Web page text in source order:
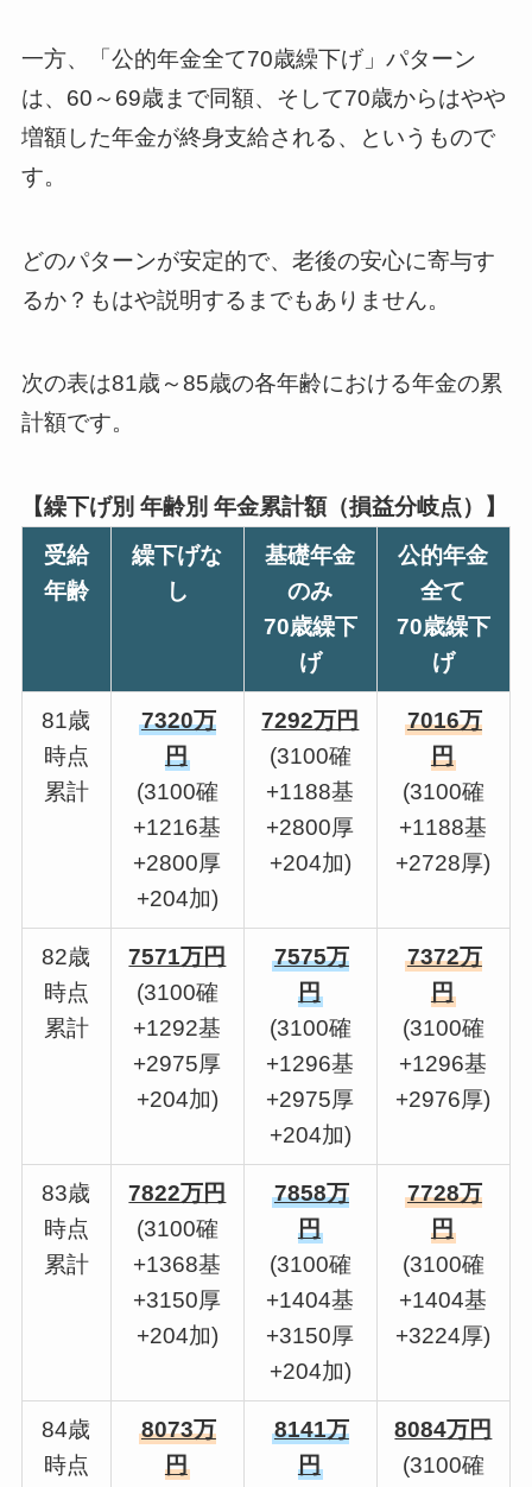
一方、「公的年金全て70歳繰下げ」パターン
は、60～69歳まで同額、そして70歳からはやや
増額した年金が終身支給される、というもので
す。
どのパターンが安定的で、老後の安心に寄与す
るか？もはや説明するまでもありません。
次の表は81歳～85歳の各年齢における年金の累
計額です。
【繰下げ別 年齢別 年金累計額（損益分岐点）】
受給
年齢
繰下げな
し
基礎年金
のみ
70歳繰下
げ
公的年金
全て
70歳繰下
げ
81歳
時点
累計
7320万
円
(3100確
+1216基
+2800厚
+204加)
7292万円
(3100確
+1188基
+2800厚
+204加)
7016万
円
(3100確
+1188基
+2728厚)
82歳
時点
累計
7571万円
(3100確
+1292基
+2975厚
+204加)
7575万
円
(3100確
+1296基
+2975厚
+204加)
7372万
円
(3100確
+1296基
+2976厚)
83歳
時点
累計
7822万円
(3100確
+1368基
+3150厚
+204加)
7858万
円
(3100確
+1404基
+3150厚
+204加)
7728万
円
(3100確
+1404基
+3224厚)
84歳
時点
8073万
円
8141万
円
8084万円
(3100確